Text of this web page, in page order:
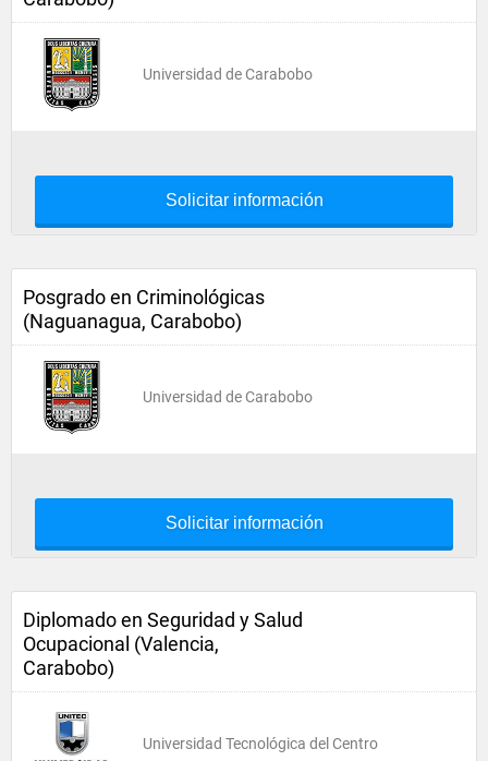
Universidad de Carabobo
Solicitar información
Posgrado en Criminológicas
(Naguanagua, Carabobo)
Universidad de Carabobo
Solicitar información
Diplomado en Seguridad y Salud
Ocupacional (Valencia,
Carabobo)
Universidad Tecnológica del Centro